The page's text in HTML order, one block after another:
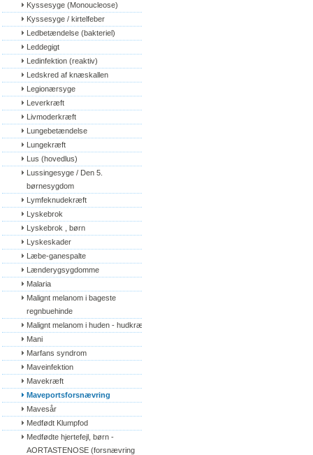
Kyssesyge (Monoucleose)
Kyssesyge / kirtelfeber
Ledbetændelse (bakteriel)
Leddegigt
Ledinfektion (reaktiv)
Ledskred af knæskallen
Legionærsyge
Leverkræft
Livmoderkræft
Lungebetændelse
Lungekræft
Lus (hovedlus)
Lussingesyge / Den 5.
børnesygdom
Lymfeknudekræft
Lyskebrok
Lyskebrok , børn
Lyskeskader
Læbe-ganespalte
Lænderygsygdomme
Malaria
Malignt melanom i bageste
regnbuehinde
Malignt melanom i huden - hudkræft
Mani
Marfans syndrom
Maveinfektion
Mavekræft
Maveportsforsnævring
Mavesår
Medfødt Klumpfod
Medfødte hjertefejl, børn -
AORTASTENOSE (forsnævring